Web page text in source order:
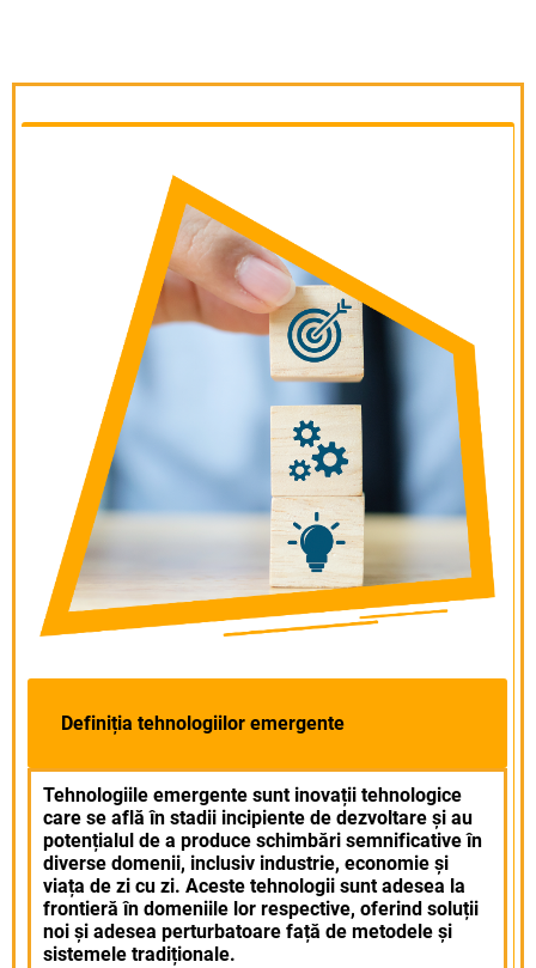
Definiția tehnologiilor emergente
Tehnologiile emergente sunt inovații tehnologice
care se află în stadii incipiente de dezvoltare și au
potențialul de a produce schimbări semnificative în
diverse domenii, inclusiv industrie, economie și
viața de zi cu zi. Aceste tehnologii sunt adesea la
frontieră în domeniile lor respective, oferind soluții
noi și adesea perturbatoare față de metodele și
sistemele tradiționale.